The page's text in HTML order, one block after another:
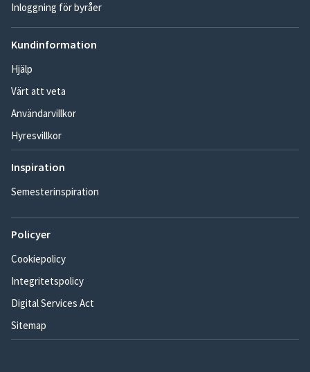
Inloggning för byråer
Kundinformation
Hjälp
Värt att veta
Användarvillkor
Hyresvillkor
Inspiration
Semesterinspiration
Policyer
Cookiepolicy
Integritetspolicy
Digital Services Act
Sitemap